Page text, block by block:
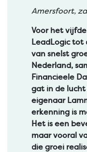
Amersfoort,
Voor het
LeadLogic tot
van snelst
Nederland,
Financieele
gat in de lucht
eigenaar
erkenning is
Het is een
maar vooral
die groei